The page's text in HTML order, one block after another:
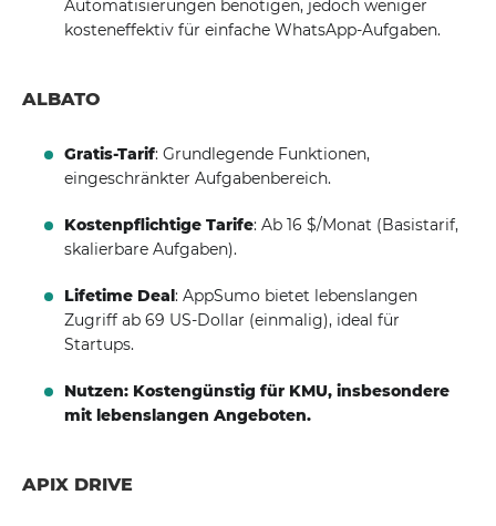
Automatisierungen benötigen, jedoch weniger
kosteneffektiv für einfache WhatsApp-Aufgaben.
ALBATO
Gratis-Tarif: Grundlegende Funktionen,
eingeschränkter Aufgabenbereich.
Kostenpflichtige Tarife: Ab 16 $/Monat (Basistarif,
skalierbare Aufgaben).
Lifetime Deal: AppSumo bietet lebenslangen
Zugriff ab 69 US-Dollar (einmalig), ideal für
Startups.
Nutzen: Kostengünstig für KMU, insbesondere
mit lebenslangen Angeboten.
APIX DRIVE